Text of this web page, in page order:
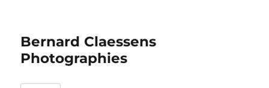
Bernard Claessens
Photographies